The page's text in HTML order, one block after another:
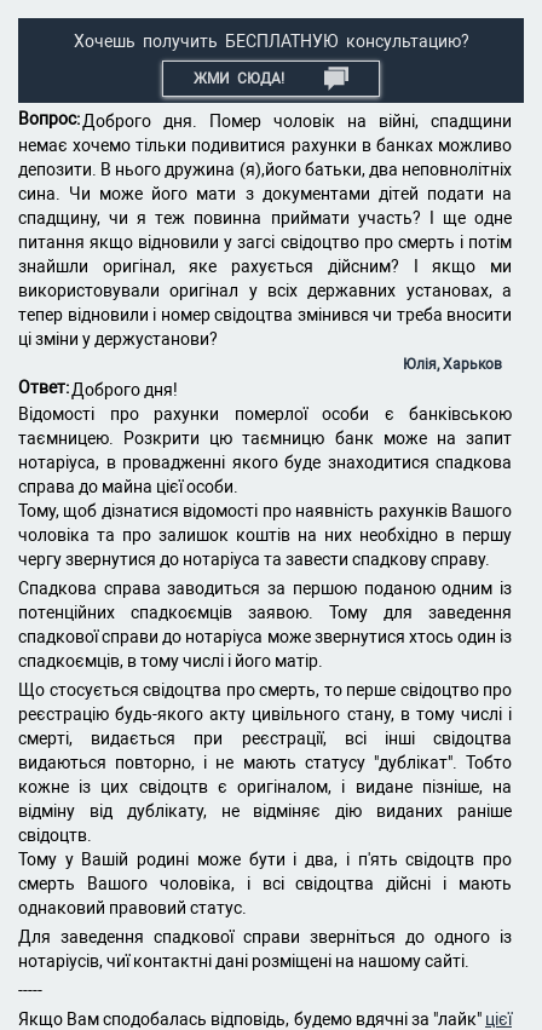
Хочешь получить БЕСПЛАТНУЮ консультацию?
ЖМИ СЮДА!
Вопрос:Доброго дня. Помер чоловік на війні, спадщини
немає хочемо тільки подивитися рахунки в банках можливо
депозити. В нього дружина (я),його батьки, два неповнолітніх
сина. Чи може його мати з документами дітей подати на
спадщину, чи я теж повинна приймати участь? І ще одне
питання якщо відновили у загсі свідоцтво про смерть і потім
знайшли оригінал, яке рахується дійсним? І якщо ми
використовували оригінал у всіх державних установах, а
тепер відновили і номер свідоцтва змінився чи треба вносити
ці зміни у держустанови?
Юлія, Харьков
Ответ:Доброго дня!
Відомості про рахунки померлої особи є банківською
таємницею. Розкрити цю таємницю банк може на запит
нотаріуса, в провадженні якого буде знаходитися спадкова
справа до майна цієї особи.
Тому, щоб дізнатися відомості про наявність рахунків Вашого
чоловіка та про залишок коштів на них необхідно в першу
чергу звернутися до нотаріуса та завести спадкову справу.
Спадкова справа заводиться за першою поданою одним із
потенційних спадкоємців заявою. Тому для заведення
спадкової справи до нотаріуса може звернутися хтось один із
спадкоємців, в тому числі і його матір.
Що стосується свідоцтва про смерть, то перше свідоцтво про
реєстрацію будь-якого акту цивільного стану, в тому числі і
смерті, видається при реєстрації, всі інші свідоцтва
видаються повторно, і не мають статусу "дублікат". Тобто
кожне із цих свідоцтв є оригіналом, і видане пізніше, на
відміну від дублікату, не відміняє дію виданих раніше
свідоцтв.
Тому у Вашій родині може бути і два, і п'ять свідоцтв про
смерть Вашого чоловіка, і всі свідоцтва дійсні і мають
однаковий правовий статус.
Для заведення спадкової справи зверніться до одного із
нотаріусів, чиї контактні дані розміщені на нашому сайті.
-----
Якщо Вам сподобалась відповідь, будемо вдячні за "лайк" цієї